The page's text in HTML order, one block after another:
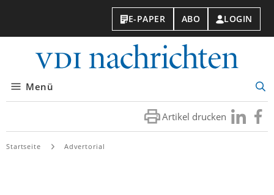
E-PAPER ABO LOGIN
Menü
Artikel drucken Besuchen
Sie
Sie
Startseite Advertorial